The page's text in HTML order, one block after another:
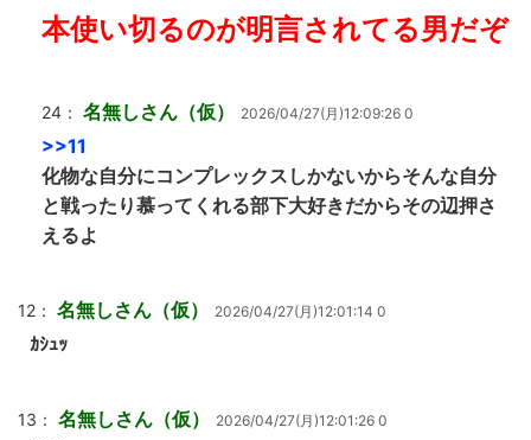
本使い切るのが明言されてる男だぞ
24： 名無しさん（仮） 2026/04/27(月)12:09:26 0
>>11
化物な自分にコンプレックスしかないからそんな自分
と戦ったり慕ってくれる部下大好きだからその辺押さ
えるよ
12： 名無しさん（仮） 2026/04/27(月)12:01:14 0
ｶｼｭｯ
13： 名無しさん（仮） 2026/04/27(月)12:01:26 0